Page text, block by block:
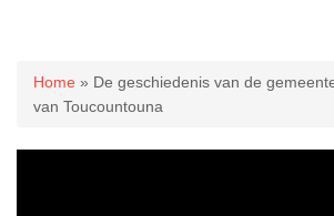
U bent hier
Home » De geschiedenis van de
van Toucountouna